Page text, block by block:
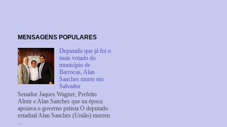
MENSAGENS POPULARES
Deputado que já foi o
mais votado do
município de
Barrocas, Alan
Sanches morre em
Salvador
Senador Jaques Wagner, Prefeito
Almir e Alan Sanches que na época
apoiava o governo petista O deputado
estadual Alan Sanches (União) morreu
...